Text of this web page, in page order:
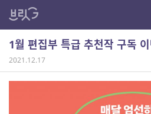
1월 편집부 특급 추천작 구독
2021.12.17